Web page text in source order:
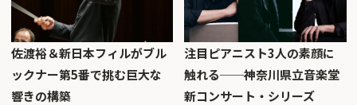
佐渡裕＆新日本フィルがブル
ックナー第5番で挑む巨大な
響きの構築
注目ピアニスト3人の素顔に
触れる──神奈川県立音楽堂
新コンサート・シリーズ